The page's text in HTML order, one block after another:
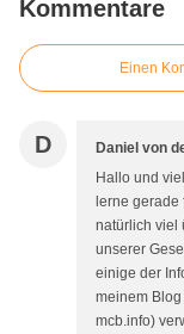
Kommentare
Einen
D Daniel von
Hallo und
lerne
natürlich viel
unserer
einige der
meinem
mcb.info)